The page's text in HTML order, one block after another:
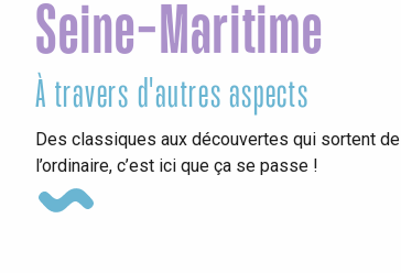
Seine-Maritime
À travers d'autres aspects
Des classiques aux découvertes qui sortent de
l’ordinaire, c’est ici que ça se passe !